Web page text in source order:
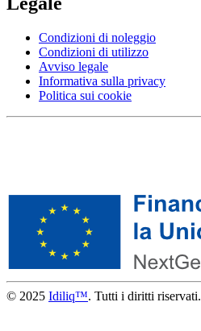
Condizioni di noleggio
Condizioni di utilizzo
Avviso legale
Informativa sulla privacy
Politica sui cookie
© 2025 Idiliq™. Tutti i diritti riservati.